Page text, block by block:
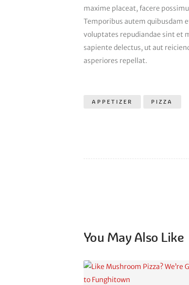
maxime placeat, facere
Temporibus autem quibusdam
voluptates repudiandae sint et
sapiente delectus, ut aut
asperiores repellat.
APPETIZER PIZZA
You May Also Like